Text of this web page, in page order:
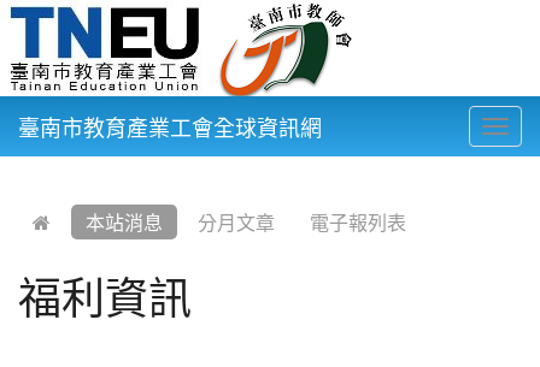
臺南市教育產業工會全球資訊網
本站消息 分月文章 電子報列表
福利資訊